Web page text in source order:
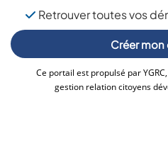
Retrouver toutes vos
Créer
Ce portail est propulsé par
gestion relation citoyens